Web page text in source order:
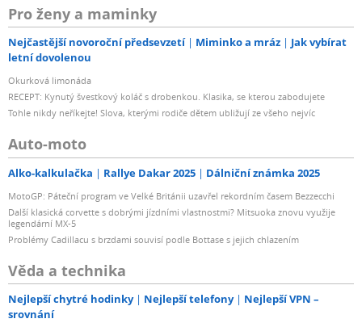
Pro ženy a maminky
Nejčastější novoroční předsevzetí Miminko a mráz
Jak vybírat
letní dovolenou
Okurková limonáda
RECEPT: Kynutý švestkový koláč s drobenkou. Klasika, se kterou zabodujete
Tohle nikdy neříkejte! Slova, kterými rodiče dětem ubližují ze všeho nejvíc
Auto-moto
Alko-kalkulačka Rallye Dakar 2025 Dálniční známka 2025
MotoGP: Páteční program ve Velké Británii uzavřel rekordním časem Bezzecchi
Další klasická corvette s dobrými jízdními vlastnostmi? Mitsuoka znovu využije
legendární MX-5
Problémy Cadillacu s brzdami souvisí podle Bottase s jejich chlazením
Věda a technika
Nejlepší chytré hodinky Nejlepší telefony
Nejlepší VPN –
srovnání